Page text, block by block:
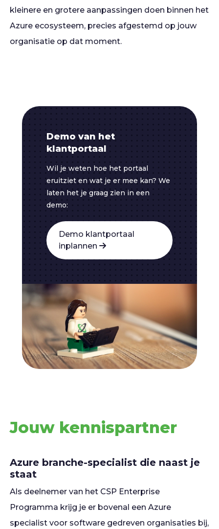
kleinere en grotere aanpassingen doen binnen het
Azure ecosysteem, precies afgestemd op jouw
organisatie op dat moment.
Demo van het
klantportaal
Wil je weten hoe het portaal
eruitziet en wat je er mee kan? We
laten het je graag zien in een
demo:
Demo klantportaal
inplannen
Jouw kennispartner
Azure branche-specialist die naast je
staat
Als deelnemer van het CSP Enterprise
Programma krijg je er bovenal een Azure
specialist voor software gedreven organisaties bij,